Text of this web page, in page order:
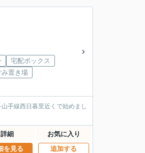
宅配ボックス
み置き場
手線西日暮里近くで始めまし
詳細 お気に入り
を見る 追加する